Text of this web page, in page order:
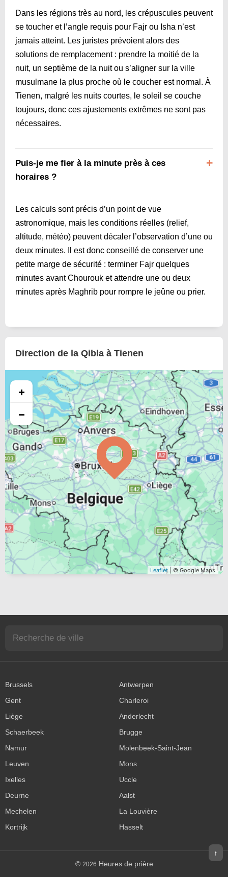
Dans les régions très au nord, les crépuscules peuvent
se toucher et l’angle requis pour Fajr ou Isha n’est
jamais atteint. Les juristes prévoient alors des
solutions de remplacement : prendre la moitié de la
nuit, un septième de la nuit ou s’aligner sur la ville
musulmane la plus proche où le coucher est normal. À
Tienen, malgré les nuits courtes, le soleil se couche
toujours, donc ces ajustements extrêmes ne sont pas
nécessaires.
Puis-je me fier à la minute près à ces
horaires ?
Les calculs sont précis d’un point de vue
astronomique, mais les conditions réelles (relief,
altitude, météo) peuvent décaler l’observation d’une ou
deux minutes. Il est donc conseillé de conserver une
petite marge de sécurité : terminer Fajr quelques
minutes avant Chourouk et attendre une ou deux
minutes après Maghrib pour rompre le jeûne ou prier.
Direction de la Qibla à Tienen
+
−
Leaflet | © Google Maps
Brussels
Antwerpen
Gent
Charleroi
Liège
Anderlecht
Schaerbeek
Brugge
Namur
Molenbeek-Saint-Jean
Leuven
Mons
Ixelles
Uccle
Deurne
Aalst
Mechelen
La Louvière
Kortrijk
Hasselt
© 2026 Heures de prière
↑